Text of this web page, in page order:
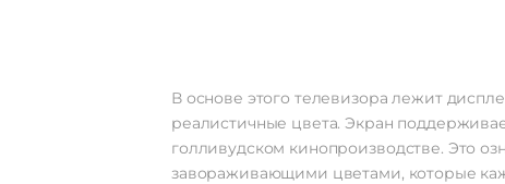
В основе этого телевизора лежит
реалистичные цвета. Экран
голливудском кинопроизводстве. Это
завораживающими цветами, которые